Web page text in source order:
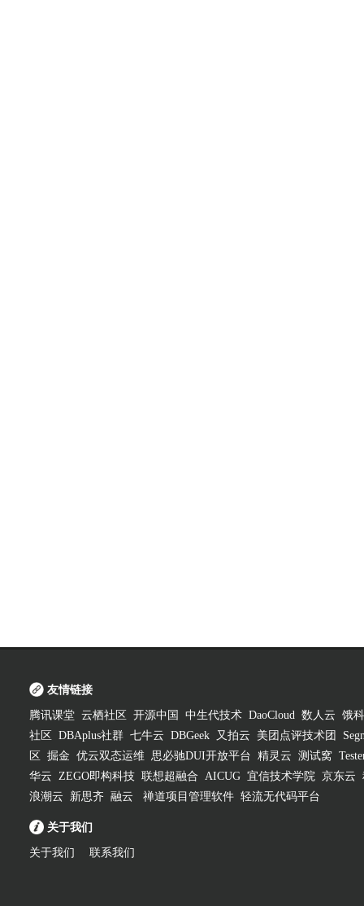
友情链接
腾讯课堂 云栖社区 开源中国 中生代技术 DaoCloud 数人云 饿
社区
DBAplus社群 七牛云 DBGeek 又拍云 美团点评技术团
区
掘金 优云双态运维 思必驰DUI开放平台 精灵云 测试窝
华云 ZEGO即构科技 联想超融合 AICUG 宜信技术学院 京东云
浪潮云
新思齐 融云 禅道项目管理软件 轻流无代码平台
关于我们
关于我们 联系我们